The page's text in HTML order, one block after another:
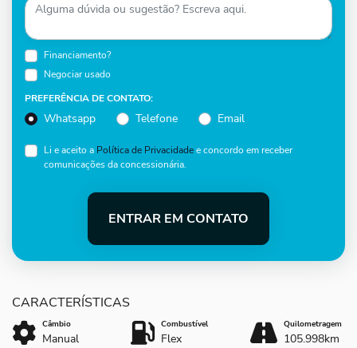
Financiamento?
Negociar usado
PREFERÊNCIA DE CONTATO:
Whatsapp Telefone Email
Li e aceito a Política de Privacidadee concordo em receber
comunicações da concessionária.
ENTRAR EM CONTATO
Câmbio
Manual
Combustível
Flex
Quilometragem
105.998km